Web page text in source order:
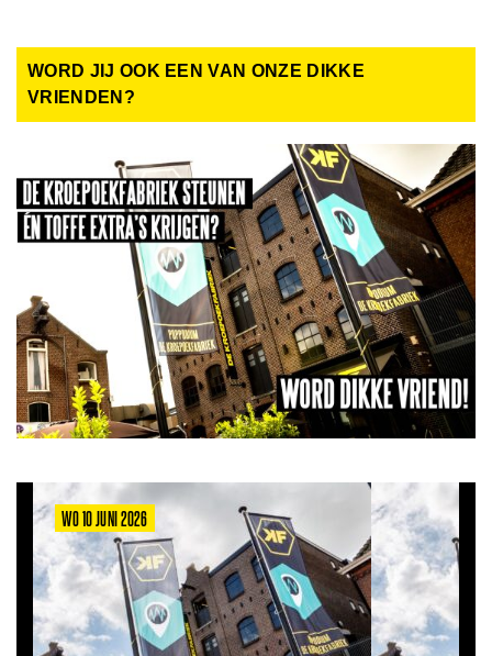
WORD JIJ OOK EEN VAN ONZE DIKKE
VRIENDEN?
WO 10 JUNI 2026